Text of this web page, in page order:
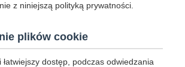
z niniejszą polityką prywatności.
plików cookie
łatwiejszy dostęp, podczas odwiedzania